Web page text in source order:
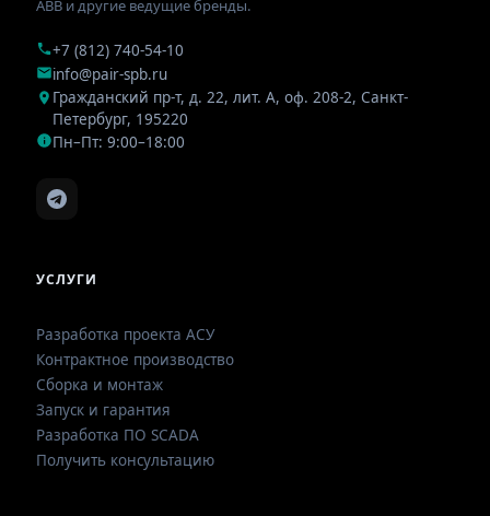
ABB и другие ведущие бренды.
+7 (812) 740-54-10
info@pair-spb.ru
Гражданский пр-т, д. 22, лит. А, оф. 208-2, Санкт-
Петербург, 195220
Пн–Пт: 9:00–18:00
УСЛУГИ
Разработка проекта АСУ
Контрактное производство
Сборка и монтаж
Запуск и гарантия
Разработка ПО SCADA
Получить консультацию